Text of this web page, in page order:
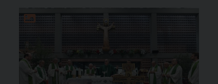
professoressa Lucia […]